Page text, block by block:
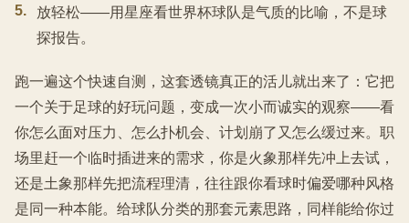
5.
放轻松——用星座看世界杯球队是气质的比喻，不是球
探报告。
跑一遍这个快速自测，这套透镜真正的活儿就出来了：它把
一个关于足球的好玩问题，变成一次小而诚实的观察——看
你怎么面对压力、怎么扑机会、计划崩了又怎么缓过来。职
场里赶一个临时插进来的需求，你是火象那样先冲上去试，
还是土象那样先把流程理清，往往跟你看球时偏爱哪种风格
是同一种本能。给球队分类的那套元素思路，同样能给你过